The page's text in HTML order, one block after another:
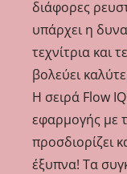
διάφορες
υπάρχει η
τεχνίτρια και
βολεύει
Η σειρά Flow
εφαρμογής με
προσδιορίζει
έξυπνα! Τα